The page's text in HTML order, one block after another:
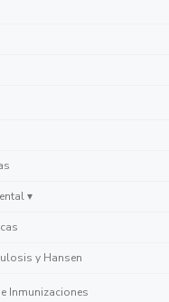
▾
y Hansen
Inmunizaciones